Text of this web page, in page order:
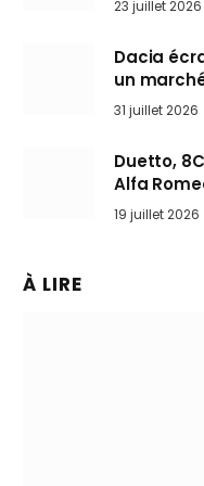
23 juillet 2026
Dacia
un
31 juillet 2026
Duetto,
Alfa
l’art de
19 juillet 2026
À LIRE